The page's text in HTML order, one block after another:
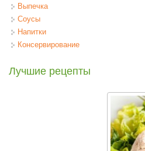
Выпечка
Соусы
Напитки
Консервирование
Лучшие рецепты